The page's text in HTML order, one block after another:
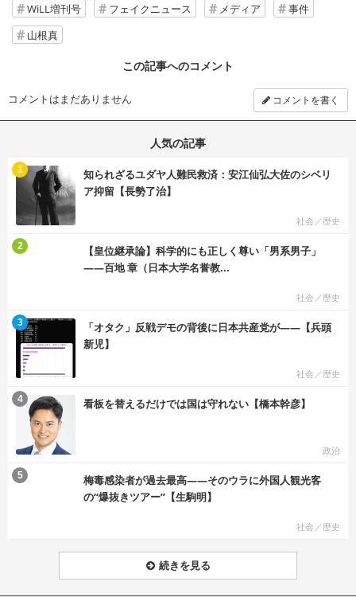
WiLL増刊号 フェイクニュース メディア
事件
山根真
この記事へのコメント
コメントはまだありません コメントを書く
人気の記事
知られざるユダヤ人難民救済：安江仙弘大佐のシベリ
ア抑留【長勢了治】
社会／歴史
1
【皇位継承論】科学的にも正しく尊い「男系男子」
――百地 章（日本大学名誉教...
社会／歴史
2
「オタク」反戦デモの背後に日本共産党が――【兵頭
新児】
社会／歴史
3
看板を替えるだけでは国は守れない【橋本幹彦】
政治
4
梅毒感染者が過去最高――そのウラに外国人観光客
の“爆抜きツアー”【生駒明】
社会／歴史
5
続きを見る